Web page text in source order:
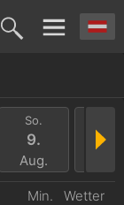
So.
9.
Aug.
10.
Min. Wetter